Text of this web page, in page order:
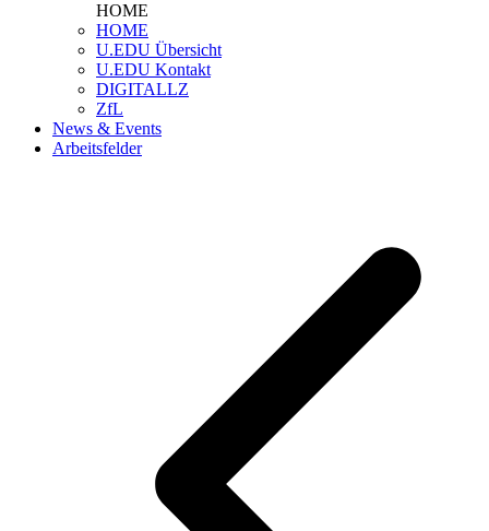
HOME
HOME
U.EDU Übersicht
U.EDU Kontakt
DIGITALLZ
ZfL
News & Events
Arbeitsfelder